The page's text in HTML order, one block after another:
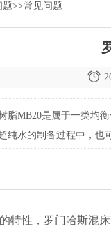
题>>常见问题
脂MB20是属于一类均
纯水的制备过程中，也
特性，罗门哈斯混